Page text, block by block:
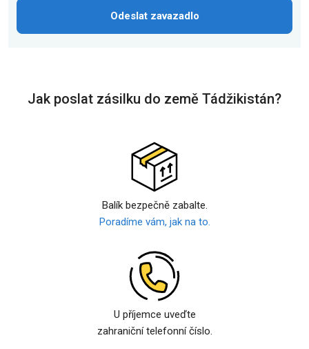
Odeslat zavazadlo
Jak poslat zásilku do země Tádžikistán?
Balík bezpečně zabalte.
Poradíme vám, jak na to.
U příjemce uveďte
zahraniční telefonní číslo.